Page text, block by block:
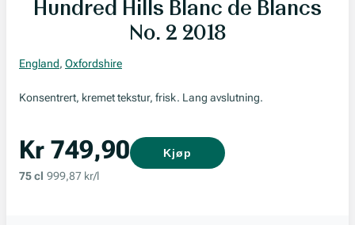
Hundred Hills Blanc de Blancs
No. 2 2018
England, Oxfordshire
Konsentrert, kremet tekstur, frisk. Lang avslutning.
Kr 749,90
75 cl 999,87 kr/l
Kjøp